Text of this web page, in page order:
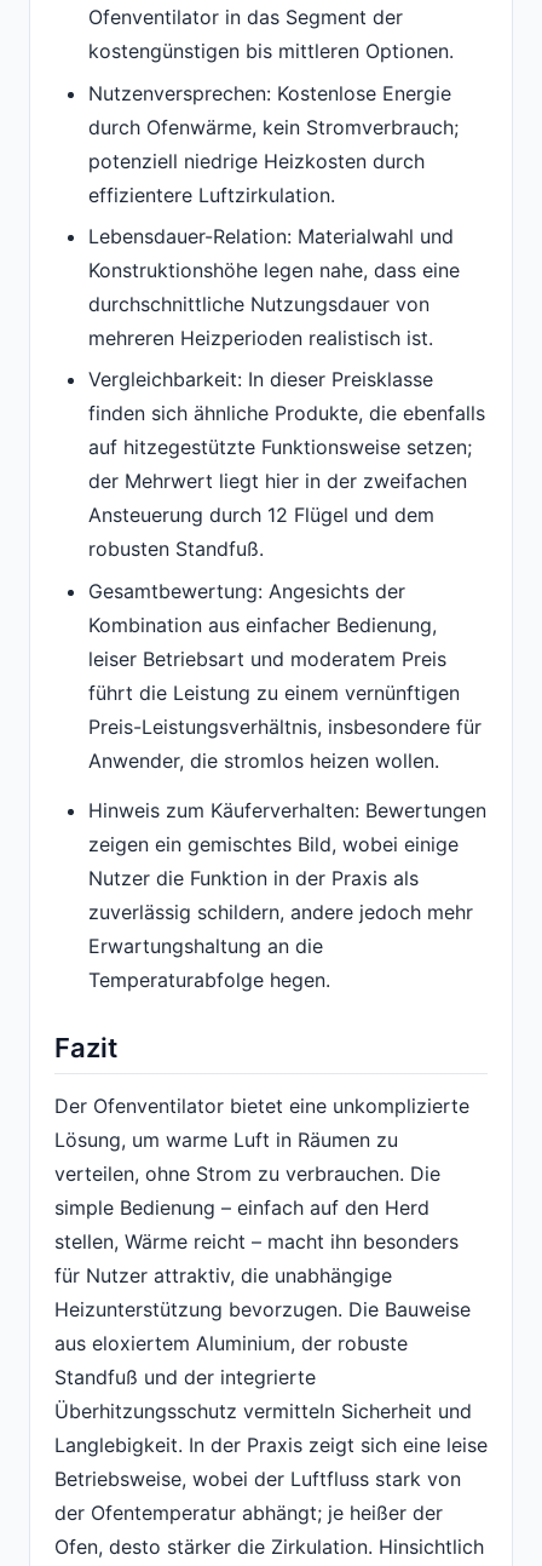
Ofenventilator in das Segment der
kostengünstigen bis mittleren Optionen.
Nutzenversprechen: Kostenlose Energie
durch Ofenwärme, kein Stromverbrauch;
potenziell niedrige Heizkosten durch
effizientere Luftzirkulation.
Lebensdauer-Relation: Materialwahl und
Konstruktionshöhe legen nahe, dass eine
durchschnittliche Nutzungsdauer von
mehreren Heizperioden realistisch ist.
Vergleichbarkeit: In dieser Preisklasse
finden sich ähnliche Produkte, die ebenfalls
auf hitzegestützte Funktionsweise setzen;
der Mehrwert liegt hier in der zweifachen
Ansteuerung durch 12 Flügel und dem
robusten Standfuß.
Gesamtbewertung: Angesichts der
Kombination aus einfacher Bedienung,
leiser Betriebsart und moderatem Preis
führt die Leistung zu einem vernünftigen
Preis-Leistungsverhältnis, insbesondere für
Anwender, die stromlos heizen wollen.
Hinweis zum Käuferverhalten: Bewertungen
zeigen ein gemischtes Bild, wobei einige
Nutzer die Funktion in der Praxis als
zuverlässig schildern, andere jedoch mehr
Erwartungshaltung an die
Temperaturabfolge hegen.
Fazit
Der Ofenventilator bietet eine unkomplizierte
Lösung, um warme Luft in Räumen zu
verteilen, ohne Strom zu verbrauchen. Die
simple Bedienung – einfach auf den Herd
stellen, Wärme reicht – macht ihn besonders
für Nutzer attraktiv, die unabhängige
Heizunterstützung bevorzugen. Die Bauweise
aus eloxiertem Aluminium, der robuste
Standfuß und der integrierte
Überhitzungsschutz vermitteln Sicherheit und
Langlebigkeit. In der Praxis zeigt sich eine leise
Betriebsweise, wobei der Luftfluss stark von
der Ofentemperatur abhängt; je heißer der
Ofen, desto stärker die Zirkulation. Hinsichtlich